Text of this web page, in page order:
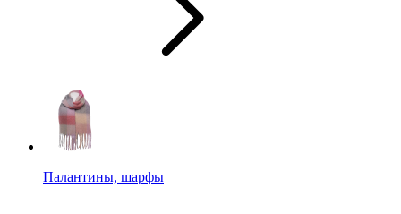
Палантины, шарфы